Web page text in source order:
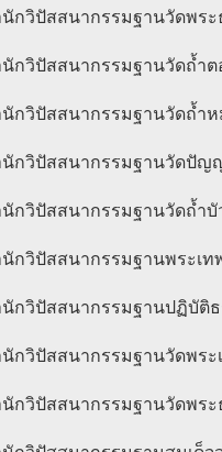
นักวิปัสสนากรรมฐานวัดพระ
นักวิปัสสนากรรมฐานวัดถ้ำต
นักวิปัสสนากรรมฐานวัดถ้ำห
นักวิปัสสนากรรมฐานวัดปัญ
นักวิปัสสนากรรมฐานวัดถ้ำบั
กวิปัสสนากรรมฐานพระเท
นักวิปัสสนากรรมฐานปฏิบัติ
นักวิปัสสนากรรมฐานวัดพระ
กวิปัสสนากรรมฐานวัดพระ